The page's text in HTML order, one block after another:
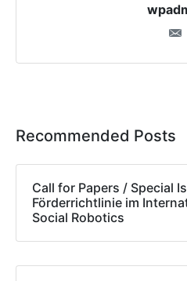
Recommended Posts
Call for Papers / Special
Förderrichtlinie im
Social Robotics